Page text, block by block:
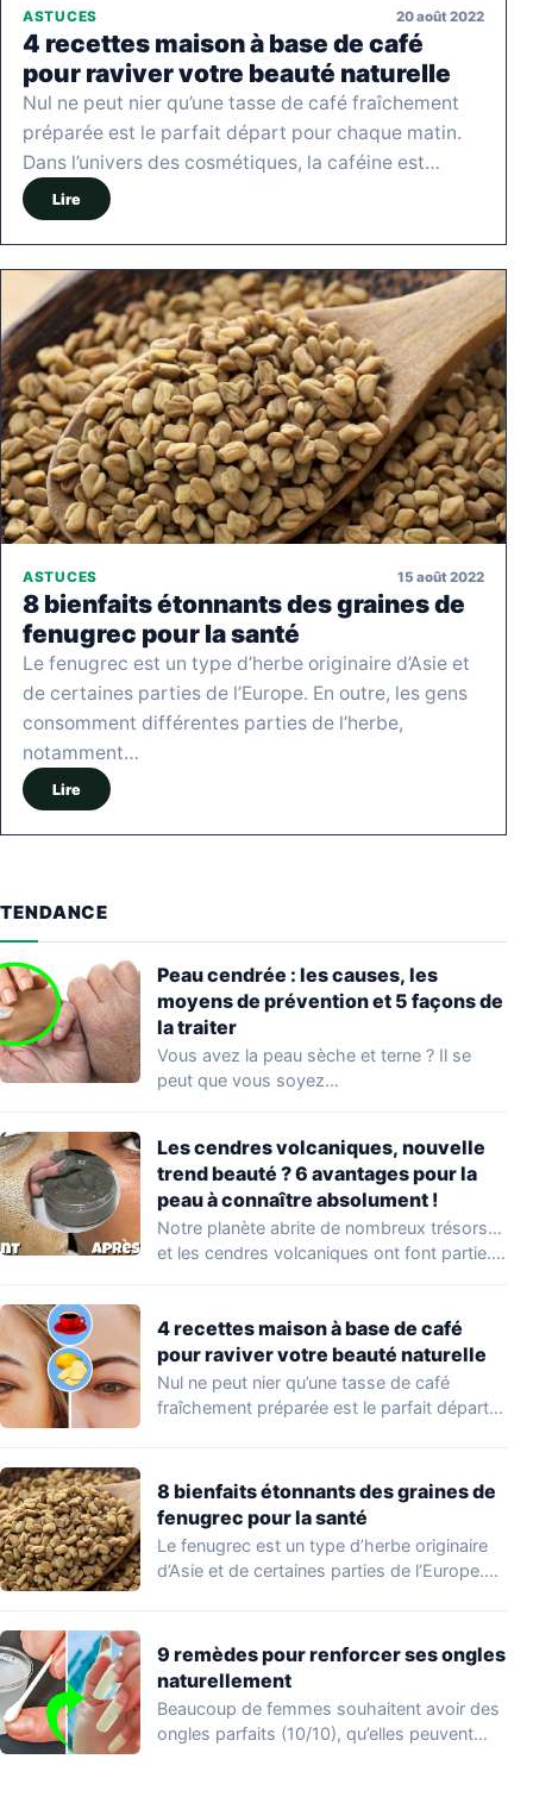
ASTUCES 20 août 2022
4 recettes maison à base de café
pour raviver votre beauté naturelle
Nul ne peut nier qu’une tasse de café fraîchement
préparée est le parfait départ pour chaque matin.
Dans l’univers des cosmétiques, la caféine est…
Lire
ASTUCES 15 août 2022
8 bienfaits étonnants des graines de
fenugrec pour la santé
Le fenugrec est un type d’herbe originaire d’Asie et
de certaines parties de l’Europe. En outre, les gens
consomment différentes parties de l’herbe,
notamment…
Lire
TENDANCE
Peau cendrée : les causes, les
moyens de prévention et 5 façons de
la traiter
Vous avez la peau sèche et terne ? Il se
peut que vous soyez…
Les cendres volcaniques, nouvelle
trend beauté ? 6 avantages pour la
peau à connaître absolument !
Notre planète abrite de nombreux trésors…
et les cendres volcaniques ont font partie.
4 recettes maison à base de café
pour raviver votre beauté naturelle
Nul ne peut nier qu’une tasse de café
fraîchement préparée est le parfait départ…
8 bienfaits étonnants des graines de
fenugrec pour la santé
Le fenugrec est un type d’herbe originaire
d’Asie et de certaines parties de l’Europe.…
9 remèdes pour renforcer ses ongles
naturellement
Beaucoup de femmes souhaitent avoir des
ongles parfaits (10/10), qu’elles peuvent